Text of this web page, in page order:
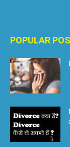
POPULAR